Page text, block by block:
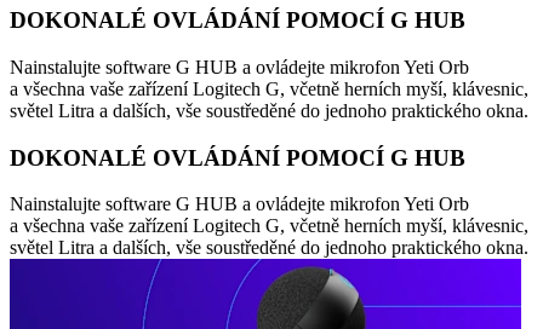
DOKONALÉ OVLÁDÁNÍ POMOCÍ G HUB
Nainstalujte software G HUB a ovládejte mikrofon Yeti Orb
a všechna vaše zařízení Logitech G, včetně herních myší, klávesnic,
světel Litra a dalších, vše soustředěné do jednoho praktického okna.
DOKONALÉ OVLÁDÁNÍ POMOCÍ G HUB
Nainstalujte software G HUB a ovládejte mikrofon Yeti Orb
a všechna vaše zařízení Logitech G, včetně herních myší, klávesnic,
světel Litra a dalších, vše soustředěné do jednoho praktického okna.